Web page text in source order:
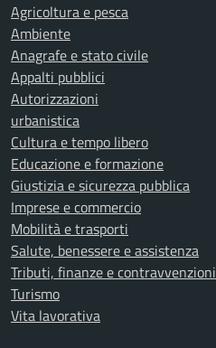
Agricoltura e pesca
Ambiente
Anagrafe e stato civile
Appalti pubblici
Autorizzazioni
urbanistica
Cultura e tempo libero
Educazione e formazione
Giustizia e sicurezza pubblica
Imprese e commercio
Mobilità e trasporti
Salute, benessere e assistenza
Tributi, finanze e contravvenzioni
Turismo
Vita lavorativa